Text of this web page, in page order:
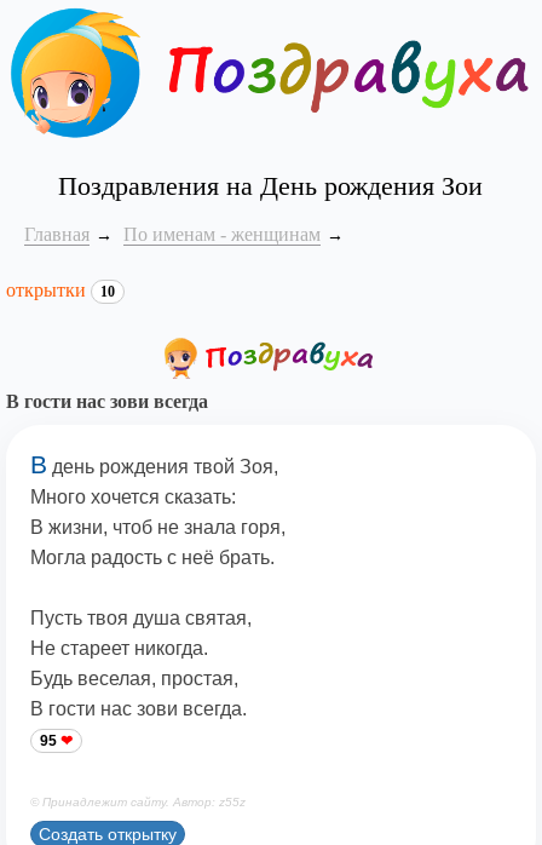
Поздравления на День рождения Зои
Главная По именам - женщинам
открытки 10
В гости нас зови всегда
В день рождения твой Зоя,
Много хочется сказать:
В жизни, чтоб не знала горя,
Могла радость с неё брать.
Пусть твоя душа святая,
Не стареет никогда.
Будь веселая, простая,
В гости нас зови всегда.
95
© Принадлежит сайту. Автор: z55z
Создать открытку